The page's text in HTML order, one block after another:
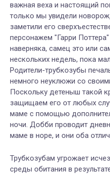
важная веха и настоящий
только мы увидели
заметили его
персонажем "Гарри
наверняка, самец это или
нескольких недель, пока
Родители-трубкозубы
немного неуклюжи со
Поскольку детеныш такой
защищаем его от любых
маме с помощью
ночи. Добби проводит
маме в норе, и они оба
Трубкозубам угрожает
среды обитания в